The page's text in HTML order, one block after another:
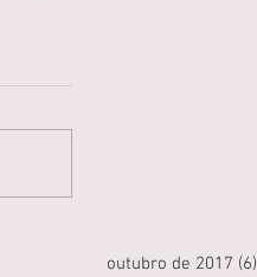
outubro de 2017 (6)